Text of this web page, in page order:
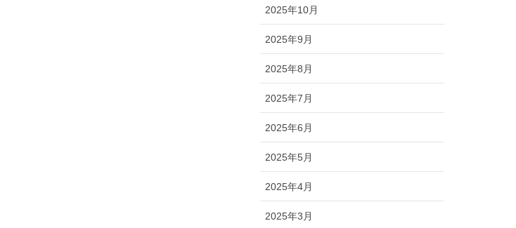
2025年10月
2025年9月
2025年8月
2025年7月
2025年6月
2025年5月
2025年4月
2025年3月